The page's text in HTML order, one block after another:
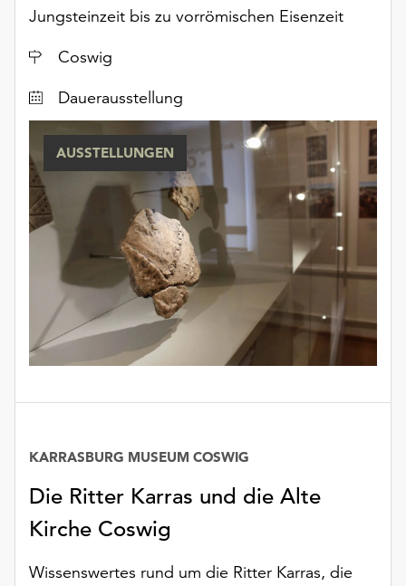
Jungsteinzeit bis zu vorrömischen Eisenzeit
Ort
Coswig
Dauerausstellung
AUSSTELLUNGEN
Die Ritter Karras und die Alte
Kirche Coswig
KARRASBURG MUSEUM COSWIG
Wissenswertes rund um die Ritter Karras, die
Datum